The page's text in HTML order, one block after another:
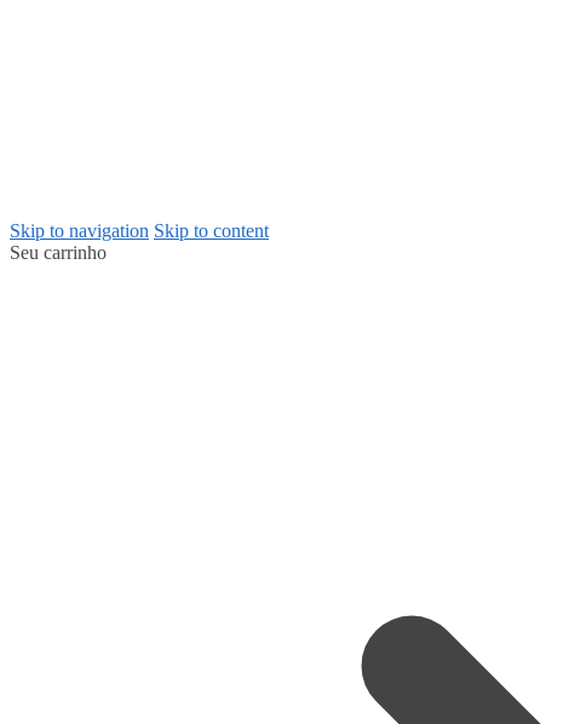
Skip to navigation Skip to content
Seu carrinho